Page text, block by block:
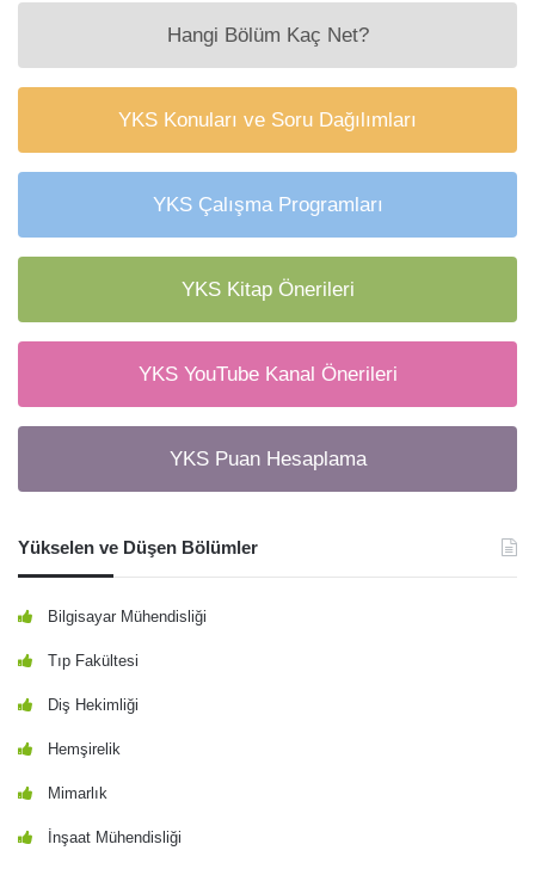
Hangi Bölüm Kaç Net?
YKS Konuları ve Soru Dağılımları
YKS Çalışma Programları
YKS Kitap Önerileri
YKS YouTube Kanal Önerileri
YKS Puan Hesaplama
Yükselen ve Düşen Bölümler
Bilgisayar Mühendisliği
Tıp Fakültesi
Diş Hekimliği
Hemşirelik
Mimarlık
İnşaat Mühendisliği